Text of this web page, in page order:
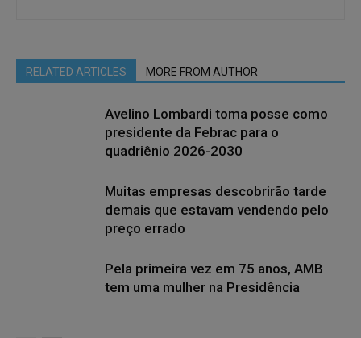
RELATED ARTICLES MORE FROM AUTHOR
Avelino Lombardi toma posse como
presidente da Febrac para o
quadriênio 2026-2030
Muitas empresas descobrirão tarde
demais que estavam vendendo pelo
preço errado
Pela primeira vez em 75 anos, AMB
tem uma mulher na Presidência